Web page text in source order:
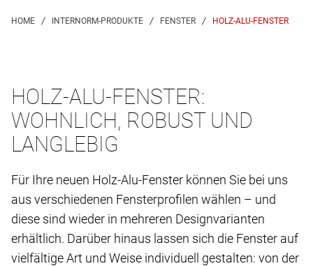
HOLZ-ALU-FENSTER
HOLZ-ALU-FENSTER:
WOHNLICH, ROBUST UND
LANGLEBIG
Für Ihre neuen Holz-Alu-Fenster können Sie bei uns
aus verschiedenen Fensterprofilen wählen – und
diese sind wieder in mehreren Designvarianten
erhältlich. Darüber hinaus lassen sich die Fenster auf
vielfältige Art und Weise individuell gestalten: von der